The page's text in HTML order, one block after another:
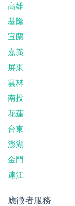
高雄
基隆
宜蘭
嘉義
屏東
雲林
南投
花蓮
台東
澎湖
金門
連江
應徵者服務